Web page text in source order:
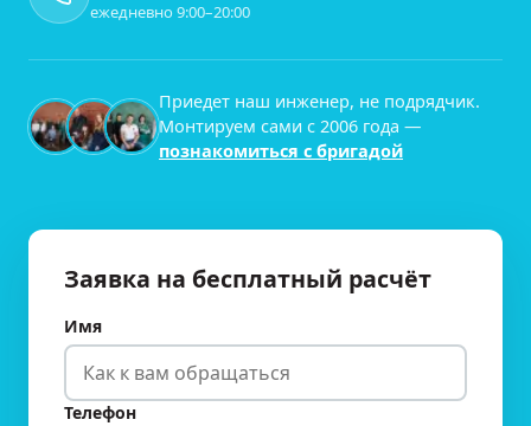
ежедневно 9:00–20:00
Приедет наш инженер, не подрядчик.
Монтируем сами с 2006 года —
познакомиться с бригадой
Заявка на бесплатный расчёт
Имя
Телефон